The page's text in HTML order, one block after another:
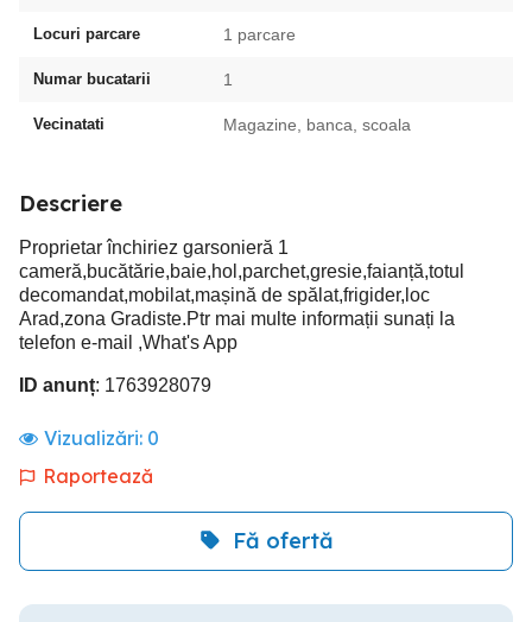
Locuri parcare 1 parcare
Numar bucatarii 1
Vecinatati Magazine, banca, scoala
Descriere
Proprietar închiriez garsonieră 1
cameră,bucătărie,baie,hol,parchet,gresie,faianță,totul
decomandat,mobilat,mașină de spălat,frigider,loc
Arad,zona Gradiste.Ptr mai multe informații sunați la
telefon e-mail ,What's App
ID anunț: 1763928079
Vizualizări: 0
Raportează
Fă ofertă